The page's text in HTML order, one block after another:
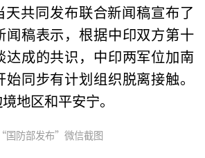
天共同发布联合新闻稿宣布了
闻稿表示，根据中印双方第十
达成的共识，中印两军位加南
同步有计划组织脱离接触。
地区和平安宁。
“国防部发布”微信截图